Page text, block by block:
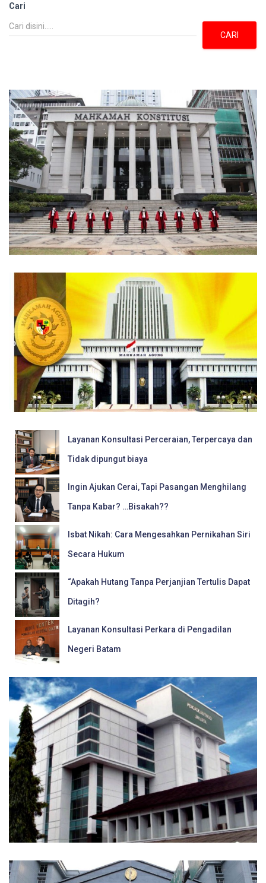
Cari
CARI
Layanan Konsultasi Perceraian, Terpercaya dan
Tidak dipungut biaya
Ingin Ajukan Cerai, Tapi Pasangan Menghilang
Tanpa Kabar? …Bisakah??
Isbat Nikah: Cara Mengesahkan Pernikahan Siri
Secara Hukum
“Apakah Hutang Tanpa Perjanjian Tertulis Dapat
Ditagih?
Layanan Konsultasi Perkara di Pengadilan
Negeri Batam